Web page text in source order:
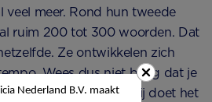
veel meer. Rond hun tweede
ruim 200 tot 300 woorden. Dat
Ze ontwikkelen zich
Wees dus niet bang dat je
kent dan een ander. Hij doet het
Nederland B.V. maakt